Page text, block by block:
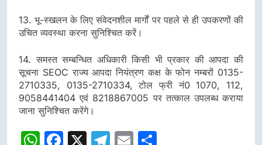
13. भू-स्खलन के लिए संवेदनशील मार्गों पर पहले से ही उपकरणों की
उचित व्यवस्था करना सुनिश्चित करें।
14. समस्त सम्बन्धित अधिकारी किसी भी प्रकार की आपदा की
सूचना SEOC राज्य आपदा नियंत्रण कक्ष के फोन नम्बरों 0135-
2710335, 0135-2710334, टोल फ्री नं0 1070, 112,
9058441404 एवं 8218867005 पर तत्काल उपलब्ध कराया
जाना सुनिश्चित करेंगे।
WhatsApp
Facebook
X Telegram
Email